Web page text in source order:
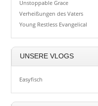
Unstoppable Grace
Verheißungen des Vaters
Young Restless Evangelical
UNSERE VLOGS
Easyfisch